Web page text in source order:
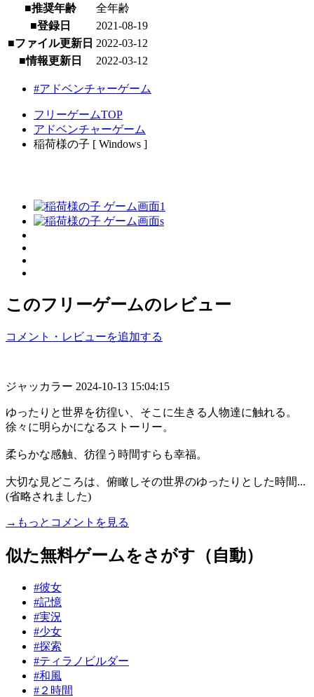
■推奨年齢
全年齢
■登録日
2021-08-19
■ファイル更新日 2022-03-12
■情報更新日
2022-03-12
#アドベンチャーゲーム
フリーゲームTOP
アドベンチャーゲーム
稲荷様の子 [ Windows ]
このフリーゲームのレビュー
コメント・レビューを追加する
ジャッカラー 2024-10-13 15:04:15
ゆったりと世界を彷徨い、そこに生きる人物達に触れる。
徐々に明らかになるストーリー。
柔らかな感触、彷徨う時間すらも幸福。
大切な見どころは、俯瞰しその世界のゆったりとした時間...
(省略されました)
→もっとコメントを見る
似た無料ゲームをさがす（自動）
#彼女
#記憶
#実況
#少女
#探索
#ティラノビルダー
#和風
#２時間